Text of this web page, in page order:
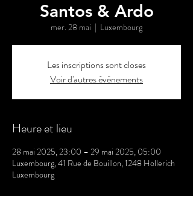
Santos & Ardo
mer. 28 mai
  |
Luxembourg
Les inscriptions sont closes
Voir d'autres événements
Heure et lieu
28 mai 2025, 23:00 – 29 mai 2025, 05:00
Luxembourg, 41 Rue de Bouillon, 1248 Hollerich
Luxembourg